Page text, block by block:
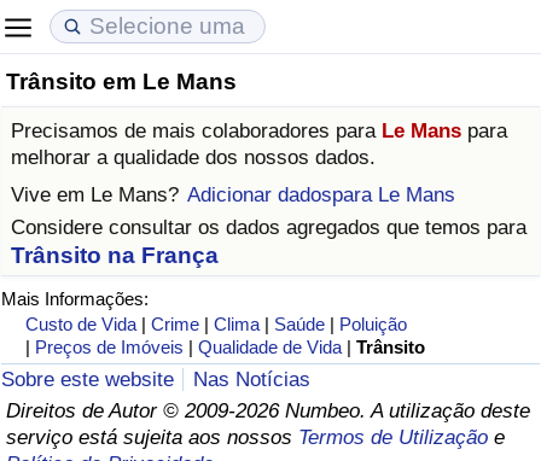
Trânsito em Le Mans
Precisamos de mais colaboradores para Le Mans para
melhorar a qualidade dos nossos dados.
Vive em Le Mans? Adicionar dadospara Le Mans
Considere consultar os dados agregados que temos para
Trânsito na França
Mais Informações:
Custo de Vida |Crime |Clima | Saúde | Poluição
| Preços de Imóveis |Qualidade de Vida |Trânsito
Sobre este website
Nas Notícias
Direitos de Autor © 2009-2026 Numbeo. A utilização deste
serviço está sujeita aos nossos Termos de Utilização e
Custo de Vida
Indicador de Custo de Vida (Atual)
Indicador de Custo de Vida
Indicador de Custo de Vida Por País
em Aqaba
Preços de Imóveis
Indicador de Preços de Imóveis (Atual)
Indicador de Preços de Imóveis
Indicador de Preços de Imóveis por País
Qualidade de Vida
Indicador de Qualidade de Vida
Indicador de Qualidade de Vida (Atual)
Índice de qualidade de vida por país
Crime
Taxa do Indicador de Crime (Atual)